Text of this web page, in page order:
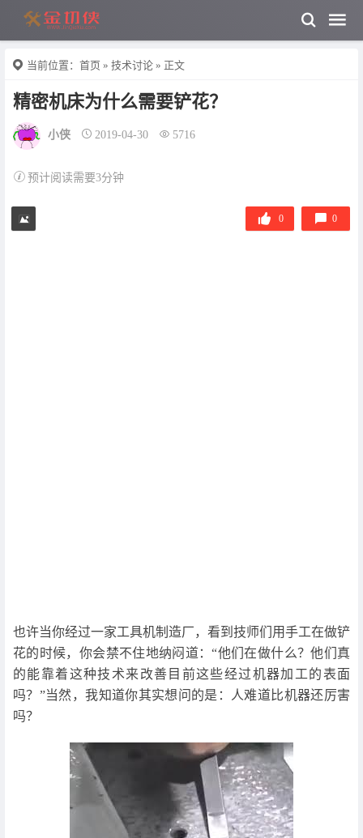
当前位置： 首页 » 技术讨论 » 正文
精密机床为什么需要铲花？
小侠 2019-04-30 5716
预计阅读需要3分钟
0 0
也许当你经过一家工具机制造厂，看到技师们用手工在做铲
花的时候，你会禁不住地纳闷道：“他们在做什么？他们真
的能靠着这种技术来改善目前这些经过机器加工的表面
吗？”当然，我知道你其实想问的是：人难道比机器还厉害
吗？